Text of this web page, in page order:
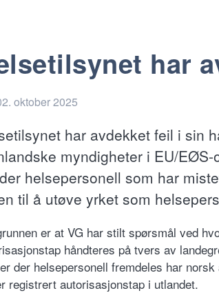
har
oktober 2025
har avdekket feil i sin
myndigheter i EU/EØS-
helsepersonell som har
til å utøve yrket som
er at VG har stilt spørsmål ved
håndteres på tvers av
der helsepersonell fremdeles har
registrert autorisasjonstap i utlandet.